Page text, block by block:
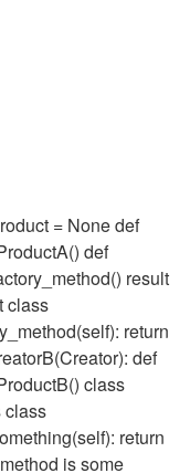
= None def
def
result
class
return
def
class
class
return
is some